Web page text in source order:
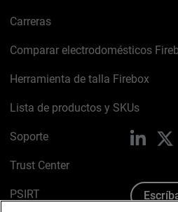
Carreras
Comparar electrodomésticos
Herramienta de talla Firebox
Lista de productos y SKUs
Soporte
Trust Center
PSIRT